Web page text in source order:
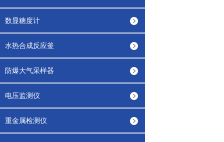
数显糖度计
水热合成反应釜
防爆大气采样器
电压监测仪
重金属检测仪